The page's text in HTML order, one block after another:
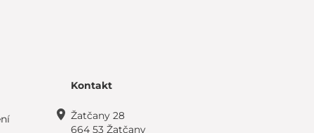
Kontakt
Žatčany 28
664 53 Žatčany